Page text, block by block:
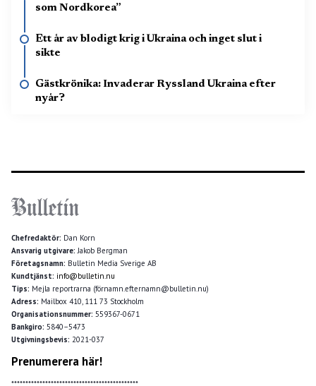
som Nordkorea”
Ett år av blodigt krig i Ukraina och inget slut i
sikte
Gästkrönika: Invaderar Ryssland Ukraina efter
nyår?
Chefredaktör: Dan Korn
Ansvarig utgivare: Jakob Bergman
Företagsnamn: Bulletin Media Sverige AB
Kundtjänst: info@bulletin.nu
Tips: Mejla reportrarna (förnamn.efternamn@bulletin.nu)
Adress: Mailbox 410, 111 73 Stockholm
Organisationsnummer: 559367-0671
Bankgiro: 5840–5473
Utgivningsbevis: 2021-037
Prenumerera här!
*********************************************